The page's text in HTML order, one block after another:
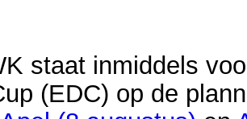
staat inmiddels
(EDC) op de